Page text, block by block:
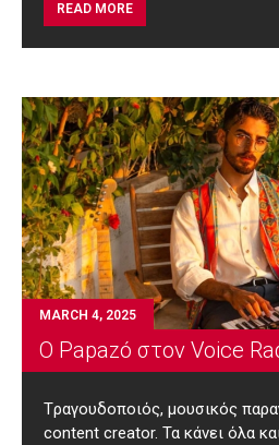
READ MORE
MARCH 4, 2025
Ο Papazó στον Voice
Tραγουδοποιός, μουσικός
content creator. Τα κάνει όλα